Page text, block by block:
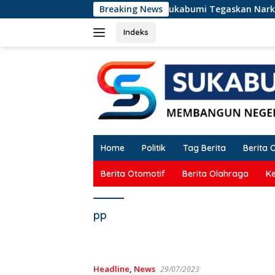
ke
Breaking News
Terseret Narkoba, Wabup Sukabumi Tegaskan Narkoba
Indeks
Home Politik Tag Berita Berita
Berita Otomotif Berita Olahraga
pp
Headline, News 29/07/2023